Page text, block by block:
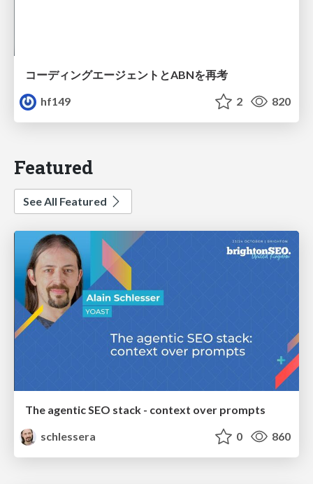
コーディングエージェントとABNを再考
hf149
2 820
Featured
See All Featured
The agentic SEO stack - context over prompts
schlessera
0 860